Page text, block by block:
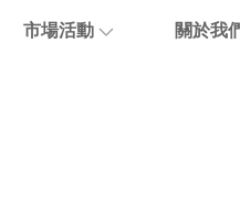
市場活動 關於我